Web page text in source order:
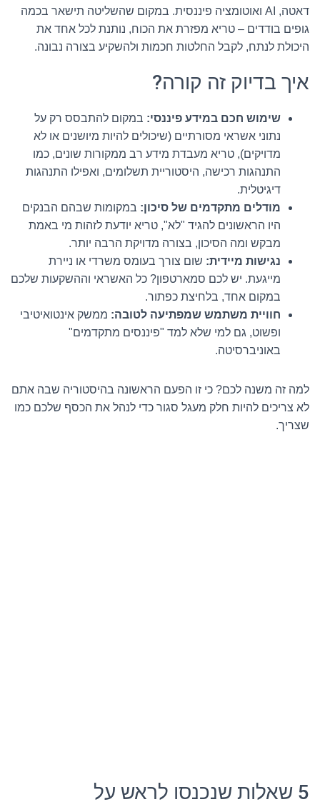
דאטה, AI ואוטומציה פיננסית. במקום שהשליטה תישאר בכמה
גופים בודדים – טריא מפזרת את הכוח, נותנת לכל אחד את
היכולת לנתח, לקבל החלטות חכמות ולהשקיע בצורה נבונה.
איך בדיוק זה קורה?
שימוש חכם במידע פיננסי: במקום להתבסס רק על
נתוני אשראי מסורתיים (שיכולים להיות מיושנים או לא
מדויקים), טריא מעבדת מידע רב ממקורות שונים, כמו
התנהגות רכישה, היסטוריית תשלומים, ואפילו התנהגות
דיגיטלית.
מודלים מתקדמים של סיכון: במקומות שבהם הבנקים
היו הראשונים להגיד "לא", טריא יודעת לזהות מי באמת
מבקש ומה הסיכון, בצורה מדויקת הרבה יותר.
נגישות מיידית: שום צורך בעומס משרדי או ניירת
מייגעת. יש לכם סמארטפון? כל האשראי וההשקעות שלכם
במקום אחד, בלחיצת כפתור.
חוויית משתמש שמפתיעה לטובה: ממשק אינטואיטיבי
ופשוט, גם למי שלא למד "פיננסים מתקדמים"
באוניברסיטה.
למה זה משנה לכם? כי זו הפעם הראשונה בהיסטוריה שבה אתם
לא צריכים להיות חלק מעגל סגור כדי לנהל את הכסף שלכם כמו
שצריך.
5 שאלות שנכנסו לראש על